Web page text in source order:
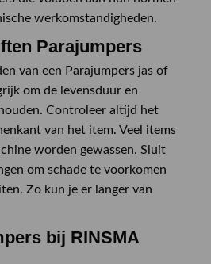
werkomstandigheden.
Parajumpers
van een Parajumpers jas of
om de levensduur en
Controleer altijd het
van het item. Veel items
worden gewassen. Sluit
om schade te voorkomen
Zo kun je er langer van
bij RINSMA